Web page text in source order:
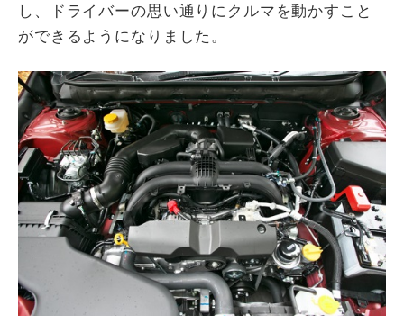
し、ドライバーの思い通りにクルマを動かすこと
ができるようになりました。